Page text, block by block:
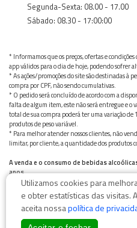
Segunda-Sexta: 08.00 - 17.00
Sábado: 08.30 - 17:00:00
* Informamos que os preços, ofertas e
app válidos para o dia de hoje, podendo sofrer
* As ações/promoções do site são destinadas à
compra por CPF, não sendo cumulativas.
* O pedido será concluído de acordo com a
falta de algum item, este não será entregue e o
total de sua compra poderá ter uma variação de
produtos de peso variável.
* Para melhor atender nossos clientes, não
limitar, por cliente, a quantidade dos produtos
A venda e o consumo de bebidas
anos.
Bebida alcoólica pode causar dependência
Beba com moderação
Utilizamos cookies para
e obter estatísticas das visitas.
aceita nossapolítica de